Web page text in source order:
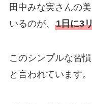
田中みな実さんの
いるのが、 1日に3
このシンプルな習
と言われています。